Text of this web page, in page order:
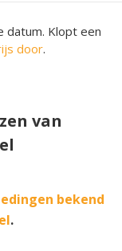
datum. Klopt een
door.
van
bekend
.